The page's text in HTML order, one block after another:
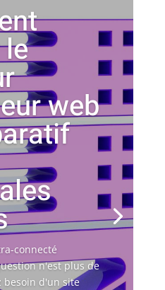
web
connecté
n'est plus de
besoin d'un site